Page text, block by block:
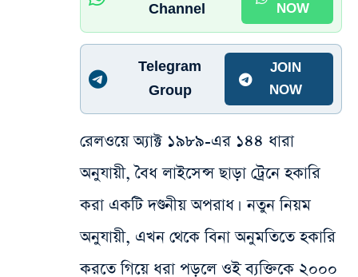
Channel
NOW
Telegram
Group
JOIN
NOW
রেলওয়ে অ্যাক্ট ১৯৮৯-এর ১৪৪ ধারা
অনুযায়ী, বৈধ লাইসেন্স ছাড়া ট্রেনে হকারি
করা একটি দণ্ডনীয় অপরাধ। নতুন নিয়ম
অনুযায়ী, এখন থেকে বিনা অনুমতিতে হকারি
করতে গিয়ে ধরা পড়লে ওই ব্যক্তিকে ২০০০